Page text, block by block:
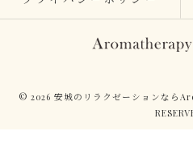
© 2026 安城のリラクゼーションなら